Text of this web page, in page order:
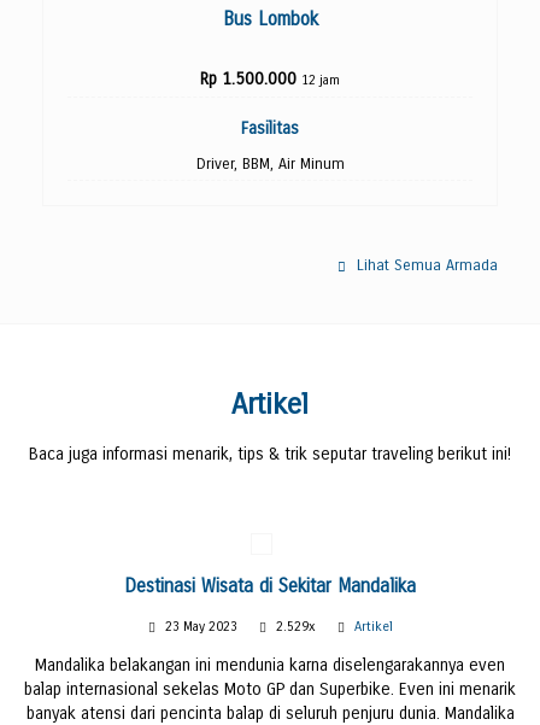
Bus Lombok
Rp 1.500.000 12 jam
Fasilitas
Driver, BBM, Air Minum
Lihat Semua Armada
Artikel
Baca juga informasi menarik, tips & trik seputar traveling berikut ini!
Destinasi Wisata di Sekitar Mandalika
23 May 2023 2.529x Artikel
Mandalika belakangan ini mendunia karna diselengarakannya even
balap internasional sekelas Moto GP dan Superbike. Even ini menarik
banyak atensi dari pencinta balap di seluruh penjuru dunia. Mandalika